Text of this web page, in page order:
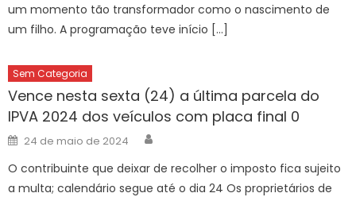
um momento tão transformador como o nascimento de
um filho. A programação teve início […]
Sem Categoria
Vence nesta sexta (24) a última parcela do
IPVA 2024 dos veículos com placa final 0
Posted
on
24 de maio de 2024
O contribuinte que deixar de recolher o imposto fica sujeito
a multa; calendário segue até o dia 24 Os proprietários de